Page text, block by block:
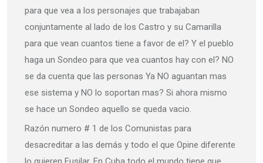
para que vea a los personajes que trabajaban
conjuntamente al lado de los Castro y su Camarilla
para que vean cuantos tiene a favor de el? Y el pueblo
haga un Sondeo para que vea cuantos hay con el? NO
se da cuenta que las personas Ya NO aguantan mas
ese sistema y NO lo soportan mas? Si ahora mismo
se hace un Sondeo aquello se queda vacio.
Razón numero # 1 de los Comunistas para
desacreditar a las demás y todo el que Opine diferente